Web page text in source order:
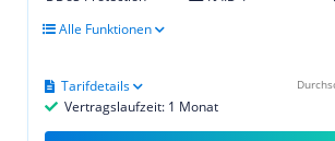
Alle Funktionen
Vertragslaufzeit: 1 Monat
Tarifdetails